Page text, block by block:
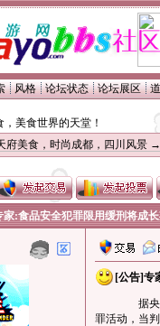
风格 论坛状态 论坛展区
美食世界的天堂！
府美食，时尚成都，四川风景 →
家:食品安全犯罪限用缓刑将成
[公告]专
据央视
罪活动，当